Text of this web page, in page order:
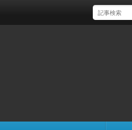
【Unity】